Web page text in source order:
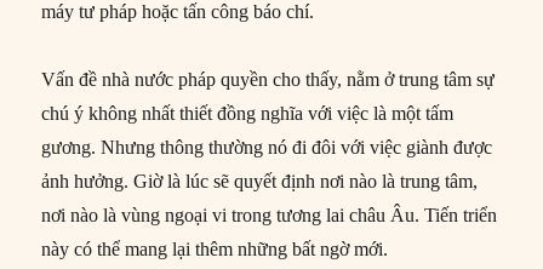
máy tư pháp hoặc tấn công báo chí.
Vấn đề nhà nước pháp quyền cho thấy, nằm ở trung tâm sự
chú ý không nhất thiết đồng nghĩa với việc là một tấm
gương. Nhưng thông thường nó đi đôi với việc giành được
ảnh hưởng. Giờ là lúc sẽ quyết định nơi nào là trung tâm,
nơi nào là vùng ngoại vi trong tương lai châu Âu. Tiến triển
này có thể mang lại thêm những bất ngờ mới.